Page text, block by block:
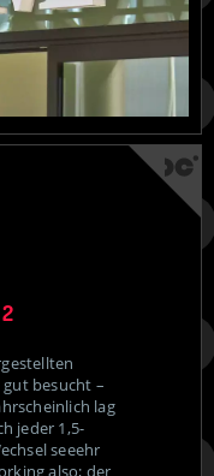
besucht –
lag
jeder 1,5-
seeehr
also; der